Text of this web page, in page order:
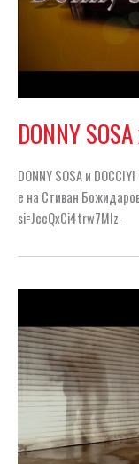
DONNY
DONNY SOSA и
е на Стиван
si=JccQxCi4trw7MIz-